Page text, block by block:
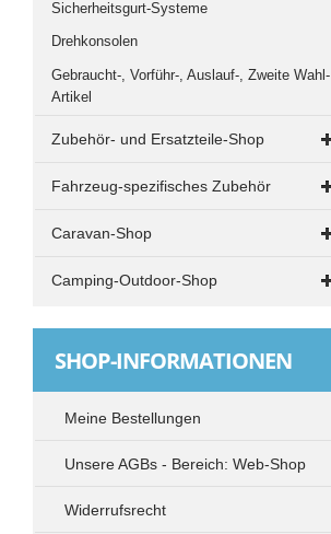
Sicherheitsgurt-Systeme
Drehkonsolen
Gebraucht-, Vorführ-, Auslauf-, Zweite Wahl-
Artikel
Zubehör- und Ersatzteile-Shop
Beleuchtung
Halogenleuchten
LED-Leuchten
VW T5 / T6
MB Vito / Viano
Spacetourer / Traveller / ProAce / Zafira u.
Fahrzeug-spezifisches Zubehör
VW T4
Elektrik
Drehkonsolen
Standheizung
Spacetourer - Traveller - ProAce Verso -
Caravan-Shop
Grillen und Kochen
TV-Radio-SAT
Camping-Outdoor-Shop
Tische
SHOP-INFORMATIONEN
Meine Bestellungen
Unsere AGBs - Bereich: Web-Shop
Widerrufsrecht